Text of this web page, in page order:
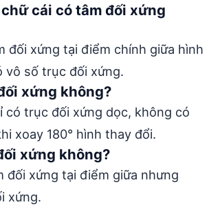
cái có tâm đối xứng
đối xứng tại điểm chính giữa hình
vô số trục đối xứng.
xứng không?
có trục đối xứng dọc, không có
xoay 180° hình thay đổi.
xứng không?
đối xứng tại điểm giữa nhưng
xứng.